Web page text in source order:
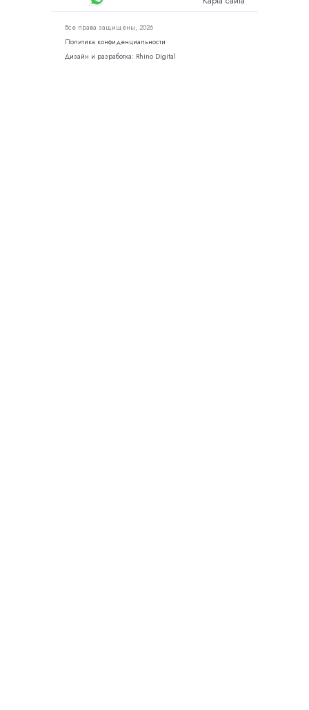
Дизайн и разработка: Rhino Digital
Все права защищены, 2026
Политика конфиденциальности